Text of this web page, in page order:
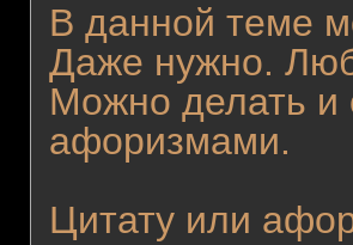
В данной теме
Даже нужно.
Можно делать и
афоризмами.
Цитату или